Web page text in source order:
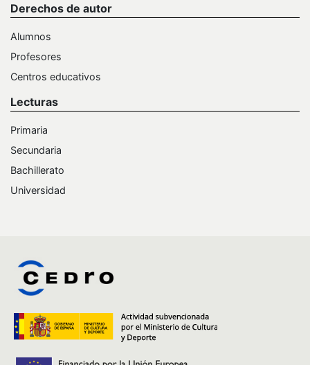
Derechos de autor
Alumnos
Profesores
Centros educativos
Lecturas
Primaria
Secundaria
Bachillerato
Universidad